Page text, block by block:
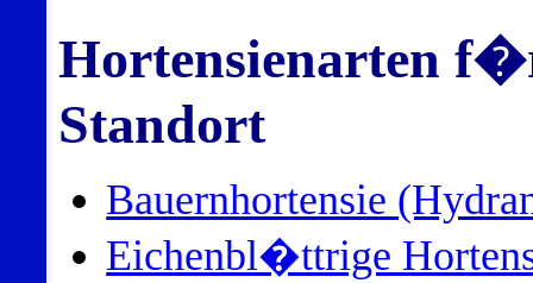
Hortensienarten
Standort
Bauernhortensie
Eichenbl�ttrige